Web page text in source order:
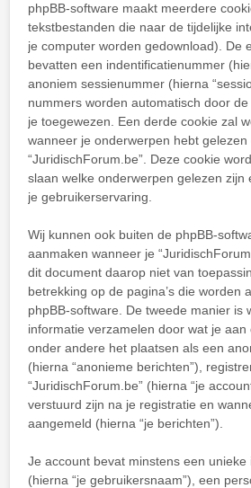
phpBB-software maakt meerdere
tekstbestanden die naar de tijdelijke
je computer worden gedownload). De
bevatten een indentificatienummer
anoniem sessienummer (hierna
nummers worden automatisch door
je toegewezen. Een derde cookie zal
wanneer je onderwerpen hebt gelezen
“JuridischForum.be”. Deze cookie
slaan welke onderwerpen gelezen zijn
je gebruikerservaring.
Wij kunnen ook buiten de phpBB-
aanmaken wanneer je
dit document daarop niet van
betrekking op de pagina’s die worden
phpBB-software. De tweede manier is
informatie verzamelen door wat je
onder andere het plaatsen als een
(hierna “anonieme berichten”),
“JuridischForum.be” (hierna “je
verstuurd zijn na je registratie en
aangemeld (hierna “je berichten”).
Je account bevat minstens een
(hierna “je gebruikersnaam”), een